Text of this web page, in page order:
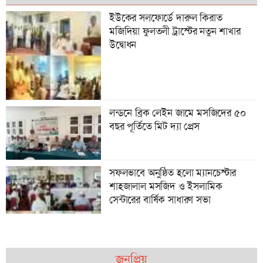
ইউকের সলফোর্ডে দারুল কিরাত
মজিদিয়া ফুলতলী ট্রাস্টের নতুন শাখার
উদ্বোধন
লন্ডনে ব্রিক লেইন জামে মসজিদের ৫০
বছর পূর্তিতে মিট দ‍্যা প্রেস
সফলভাবে অনুষ্ঠিত হলো ম্যানচেস্টার
শাহজালাল মসজিদ ও ইসলামিক
সেন্টারের বার্ষিক সাধারণ সভা
জনপ্রিয়